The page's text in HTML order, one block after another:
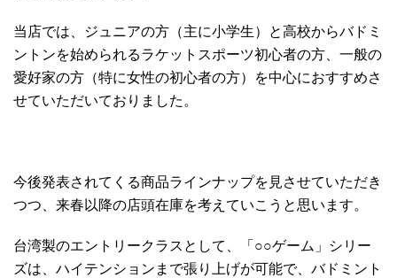
当店では、ジュニアの方（主に小学生）と高校からバドミ
ントンを始められるラケットスポーツ初心者の方、一般の
愛好家の方（特に女性の初心者の方）を中心におすすめさ
せていただいておりました。
今後発表されてくる商品ラインナップを見させていただき
つつ、来春以降の店頭在庫を考えていこうと思います。
台湾製のエントリークラスとして、「○○ゲーム」シリー
ズは、ハイテンションまで張り上げが可能で、バドミント